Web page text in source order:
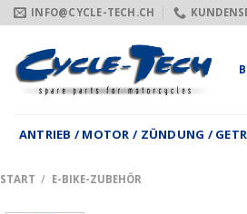
Zum
Inhalt
springen
INFO@CYCLE-TECH.CH
ANTRIEB / MOTOR / ZÜNDUNG /
START / E-BIKE-ZUBEHÖR